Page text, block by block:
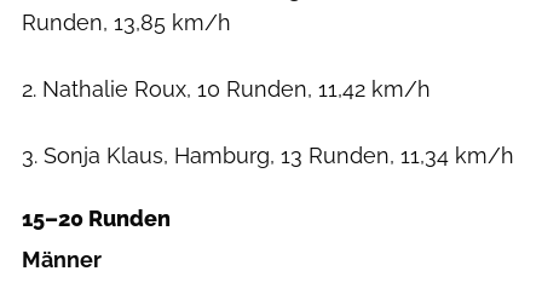
Runden, 13,85 km/h
2. Nathalie Roux, 10 Runden, 11,42 km/h
3. Sonja Klaus, Hamburg, 13 Runden, 11,34 km/h
15–20 Runden
Männer